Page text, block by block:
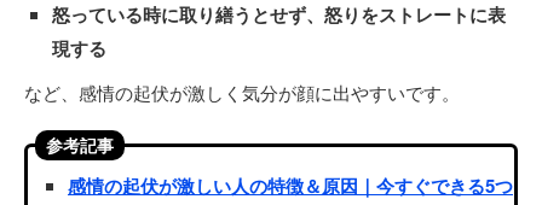
怒っている時に取り繕うとせず、怒りをストレートに表
現する
など、感情の起伏が激しく気分が顔に出やすいです。
参考記事
感情の起伏が激しい人の特徴＆原因｜今すぐできる5つ